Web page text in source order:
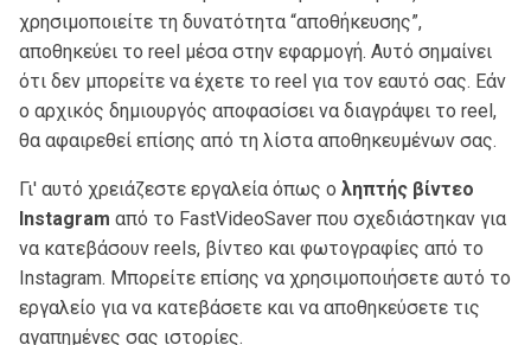
χρησιμοποιείτε τη δυνατότητα “αποθήκευσης”,
αποθηκεύει το reel μέσα στην εφαρμογή. Αυτό σημαίνει
ότι δεν μπορείτε να έχετε το reel για τον εαυτό σας. Εάν
ο αρχικός δημιουργός αποφασίσει να διαγράψει το reel,
θα αφαιρεθεί επίσης από τη λίστα αποθηκευμένων σας.
Γι' αυτό χρειάζεστε εργαλεία όπως ο ληπτής βίντεο
Instagram από το FastVideoSaver που σχεδιάστηκαν για
να κατεβάσουν reels, βίντεο και φωτογραφίες από το
Instagram. Μπορείτε επίσης να χρησιμοποιήσετε αυτό το
εργαλείο για να κατεβάσετε και να αποθηκεύσετε τις
αγαπημένες σας ιστορίες.